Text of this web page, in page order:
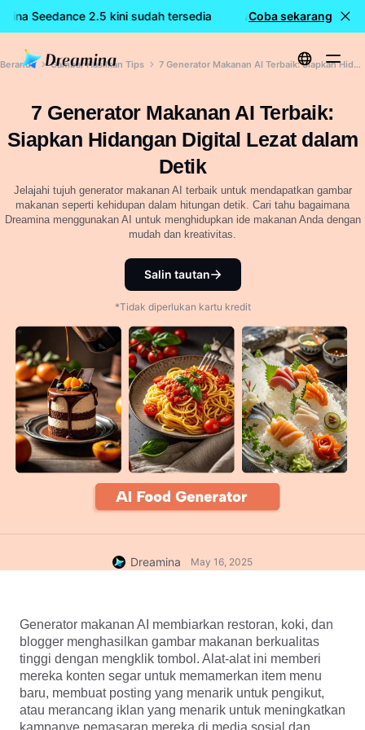
Seedance 2.5 kini sudah tersedia 🎉 Model baru LIVE:
Coba sekarang
Beranda Gambar Hasilkan Tips 7 Generator Makanan AI Terbaik: Siapkan Hidangan Digital Lezat dalam Detik
7 Generator Makanan AI Terbaik:
Siapkan Hidangan Digital Lezat dalam
Detik
Jelajahi tujuh generator makanan AI terbaik untuk mendapatkan gambar
makanan seperti kehidupan dalam hitungan detik. Cari tahu bagaimana
Dreamina menggunakan AI untuk menghidupkan ide makanan Anda dengan
mudah dan kreativitas.
Salin tautan
*Tidak diperlukan kartu kredit
Dreamina May 16, 2025
Generator makanan AI membiarkan restoran, koki, dan
blogger menghasilkan gambar makanan berkualitas
tinggi dengan mengklik tombol. Alat-alat ini memberi
mereka konten segar untuk memamerkan item menu
baru, membuat posting yang menarik untuk pengikut,
atau merancang iklan yang menarik untuk meningkatkan
kampanye pemasaran mereka di media sosial dan